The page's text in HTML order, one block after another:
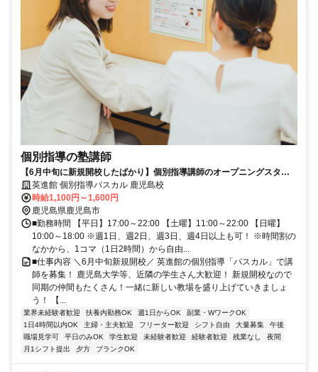
個別指導の塾講師
【6月中旬に新規開校したばかり】個別指導講師のオープニングスタッ
フ大募集＜1コマ1650～2400円＞鹿児島大学の学生さん歓迎♪
英進館 個別指導パスカル 鹿児島校
時給1,100円～1,600円
鹿児島県鹿児島市
■勤務時間 【平日】17:00～22:00 【土曜】11:00～22:00 【日曜】
10:00～18:00 ※週1日、週2日、週3日、週4日以上も可！ ※時間割の
なかから、1コマ（1日2時間）から自由...
■仕事内容 ＼6月中旬新規開校／ 英進館の個別指導「パスカル」で講
師を募集！ 鹿児島大学等、近隣の学生さん大歓迎！ 新規開校なので
同期の仲間もたくさん！一緒に新しい教場を盛り上げていきましょ
う！ 【...
業界未経験者歓迎 扶養内勤務OK 週1日からOK
副業・WワークOK
1日4時間以内OK
主婦・主夫歓迎 フリーター歓迎 シフト自由 大量募集
午後
職場見学可
平日のみOK 学生歓迎 未経験者歓迎 経験者歓迎 残業なし
夜間
月1シフト提出
夕方 ブランクOK